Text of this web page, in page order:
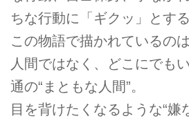
ちな行動に「ギクッ」とす
この物語で描かれているの
人間ではなく、どこにでも
通の“まともな人間”。
目を背けたくなるような“嫌